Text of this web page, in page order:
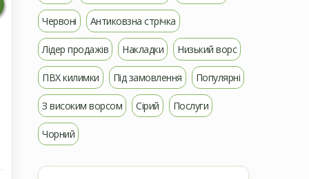
Червоні Антиковзна стрічка
Лідер продажів Накладки Низький ворс
ПВХ килимки Під замовлення Популярні
З високим ворсом Сірий Послуги
Чорний